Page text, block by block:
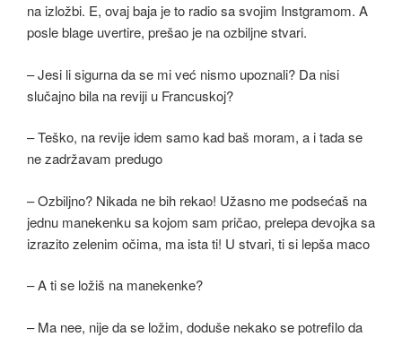
na izložbi. E, ovaj baja je to radio sa svojim Instgramom. A
posle blage uvertire, prešao je na ozbiljne stvari.
– Jesi li sigurna da se mi već nismo upoznali? Da nisi
slučajno bila na reviji u Francuskoj?
– Teško, na revije idem samo kad baš moram, a i tada se
ne zadržavam predugo
– Ozbiljno? Nikada ne bih rekao! Užasno me podsećaš na
jednu manekenku sa kojom sam pričao, prelepa devojka sa
izrazito zelenim očima, ma ista ti! U stvari, ti si lepša maco
– A ti se ložiš na manekenke?
– Ma nee, nije da se ložim, doduše nekako se potrefilo da